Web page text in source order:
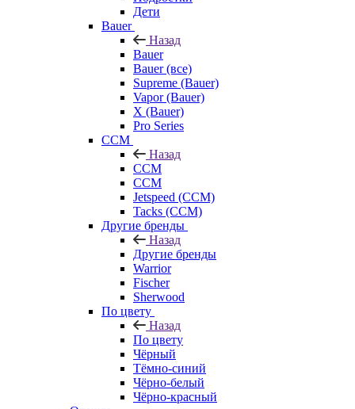
Дети
Bauer
Назад
Bauer
Bauer (все)
Supreme (Bauer)
Vapor (Bauer)
X (Bauer)
Pro Series
CCM
Назад
CCM
CCM
Jetspeed (CCM)
Tacks (CCM)
Другие бренды
Назад
Другие бренды
Warrior
Fischer
Sherwood
По цвету
Назад
По цвету
Чёрный
Тёмно-синий
Чёрно-белый
Чёрно-красный